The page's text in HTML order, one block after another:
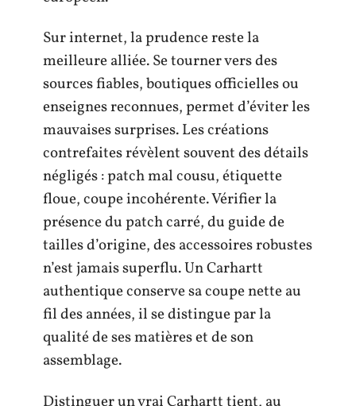
Sur internet, la prudence reste la
meilleure alliée. Se tourner vers des
sources fiables, boutiques officielles ou
enseignes reconnues, permet d’éviter les
mauvaises surprises. Les créations
contrefaites révèlent souvent des détails
négligés : patch mal cousu, étiquette
floue, coupe incohérente. Vérifier la
présence du patch carré, du guide de
tailles d’origine, des accessoires robustes
n’est jamais superflu. Un Carhartt
authentique conserve sa coupe nette au
fil des années, il se distingue par la
qualité de ses matières et de son
assemblage.
Distinguer un vrai Carhartt tient, au